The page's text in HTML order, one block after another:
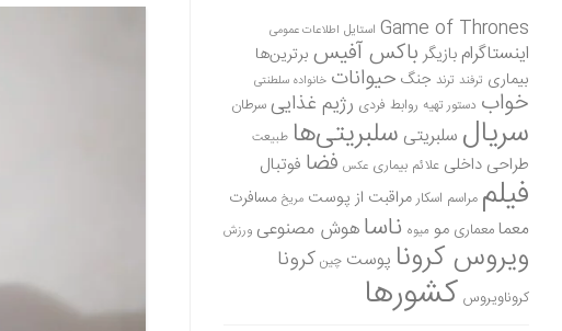
Game of Thrones استایل اطلاعات عمومی
اینستاگرام بازیگر باکس آفیس برترین‌ها
بیماری ترفند ترند جنگ حیوانات خانواده سلطنتی
خواب دستور تهیه روابط فردی رژیم غذاییسرطان
سریال سلبریتی سلبریتی‌ها طبیعت
طراحی داخلی علائم بیماری عکس فضا فوتبال
فیلم مراسم اسکارمراقبت از پوست مریخ مسافرت
معمامعماری مو میوه ناساهوش مصنوعی ورزش
ویروس کرونا پوست چین کرونا
کروناویروس کشورها